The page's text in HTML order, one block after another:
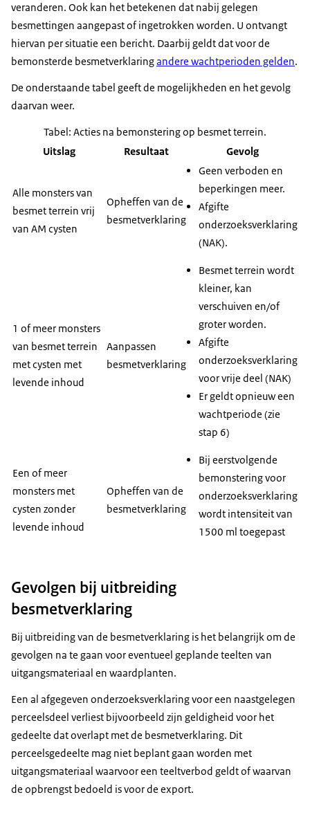
veranderen. Ook kan het betekenen dat nabij gelegen
besmettingen aangepast of ingetrokken worden. U ontvangt
hiervan per situatie een bericht. Daarbij geldt dat voor de
bemonsterde besmetverklaringandere wachtperioden gelden.
De onderstaande tabel geeft de mogelijkheden en het gevolg
daarvan weer.
Tabel: Acties na bemonstering op besmet terrein.
Uitslag
Resultaat Gevolg
Alle monsters van
besmet terrein vrij
van AM cysten
Opheffen van de
besmetverklaring
Geen verboden en
beperkingen meer.
Afgifte
onderzoeksverklaring
(NAK).
1 of meer monsters
van besmet terrein
met cysten met
levende inhoud
Aanpassen
besmetverklaring
Besmet terrein wordt
kleiner, kan
verschuiven en/of
groter worden.
Afgifte
onderzoeksverklaring
voor vrije deel (NAK)
Er geldt opnieuw een
wachtperiode (zie
stap 6)
Een of meer
monsters met
cysten zonder
levende inhoud
Opheffen van de
besmetverklaring
Bij eerstvolgende
bemonstering voor
onderzoeksverklaring
wordt intensiteit van
1500 ml toegepast
Gevolgen bij uitbreiding
besmetverklaring
Bij uitbreiding van de besmetverklaring is het belangrijk om de
gevolgen na te gaan voor eventueel geplande teelten van
uitgangsmateriaal en waardplanten.
Een al afgegeven onderzoeksverklaring voor een naastgelegen
perceelsdeel verliest bijvoorbeeld zijn geldigheid voor het
gedeelte dat overlapt met de besmetverklaring. Dit
perceelsgedeelte mag niet beplant gaan worden met
uitgangsmateriaal waarvoor een teeltverbod geldt of waarvan
de opbrengst bedoeld is voor de export.